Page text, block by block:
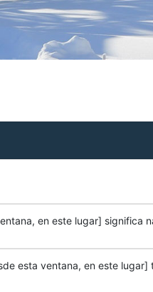
en este lugar] significa
esta ventana, en este